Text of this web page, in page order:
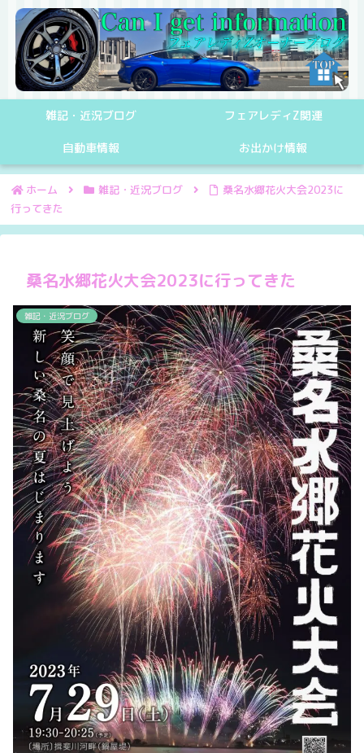
雑記・近況ブログ フェアレディZ関連
自動車情報 お出かけ情報
ホーム 雑記・近況ブログ
桑名水郷花火大会2023に
行ってきた
桑名水郷花火大会2023に行ってきた
雑記・近況ブログ